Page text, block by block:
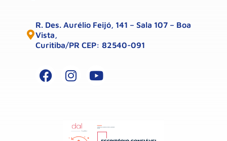
R. Des. Aurélio Feijó, 141 – Sala 107 – Boa
Vista,
Curitiba/PR CEP: 82540-091